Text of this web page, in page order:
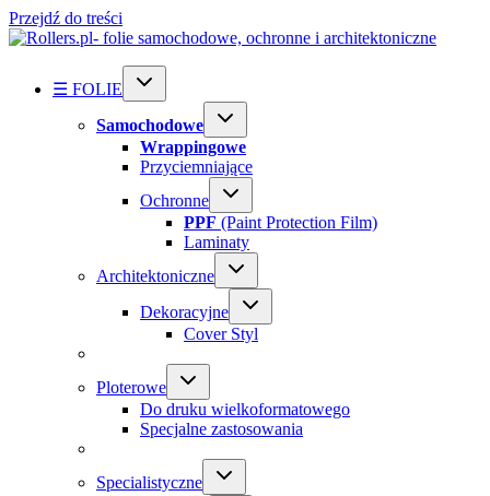
Przejdź do treści
☰ FOLIE
Samochodowe
Wrappingowe
Przyciemniające
Ochronne
PPF (Paint Protection Film)
Laminaty
Architektoniczne
Dekoracyjne
Cover Styl
Ploterowe
Do druku wielkoformatowego
Specjalne zastosowania
Specialistyczne